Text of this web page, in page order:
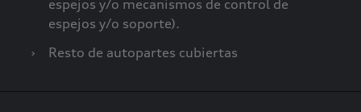
espejos y/o mecanismos de control de
espejos y/o soporte).
›
Resto de autopartes cubiertas